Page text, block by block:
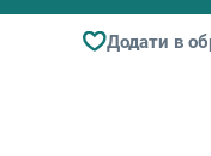
Додати в